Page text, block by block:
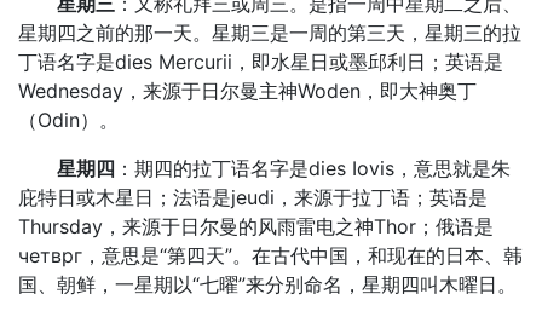
星期四之前的那一天。星期三是一周的第三天，星期三的拉
丁语名字是dies Mercurii，即水星日或墨邱利日；英语是
Wednesday，来源于日尔曼主神Woden，即大神奥丁
（Odin）。
星期四 ：期四的拉丁语名字是dies Iovis，意思就是朱
庇特日或木星日；法语是jeudi，来源于拉丁语；英语是
Thursday，来源于日尔曼的风雨雷电之神Thor；俄语是
четврг，意思是“第四天”。在古代中国，和现在的日本、韩
国、朝鲜，一星期以“七曜”来分别命名，星期四叫木曜日。